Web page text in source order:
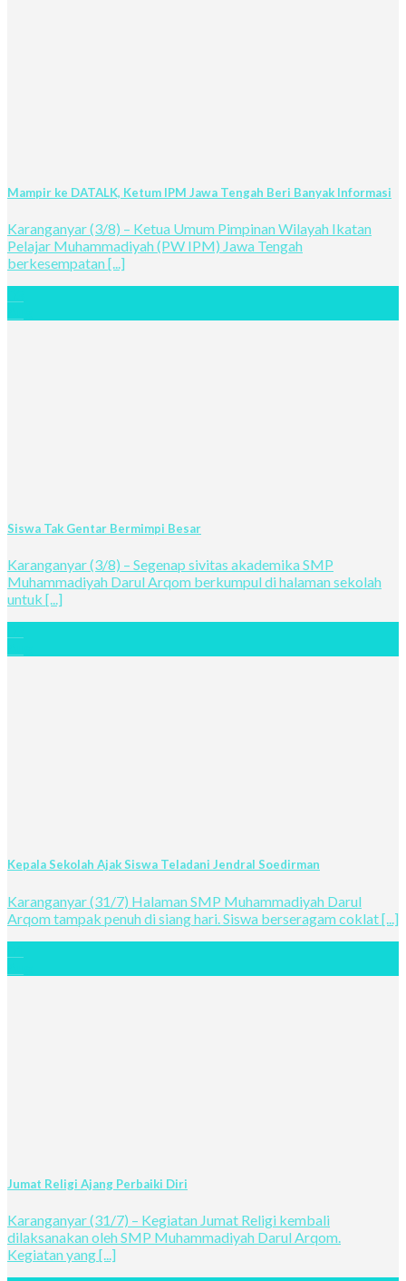
Mampir ke DATALK, Ketum IPM Jawa Tengah Beri Banyak Informasi
Karanganyar (3/8) – Ketua Umum Pimpinan Wilayah Ikatan
Pelajar Muhammadiyah (PW IPM) Jawa Tengah
berkesempatan [...]
Siswa Tak Gentar Bermimpi Besar
Karanganyar (3/8) – Segenap sivitas akademika SMP
Muhammadiyah Darul Arqom berkumpul di halaman sekolah
untuk [...]
Kepala Sekolah Ajak Siswa Teladani Jendral Soedirman
Karanganyar (31/7) Halaman SMP Muhammadiyah Darul
Arqom tampak penuh di siang hari. Siswa berseragam coklat [...]
Jumat Religi Ajang Perbaiki Diri
Karanganyar (31/7) – Kegiatan Jumat Religi kembali
dilaksanakan oleh SMP Muhammadiyah Darul Arqom.
Kegiatan yang [...]